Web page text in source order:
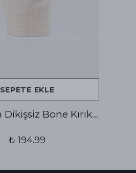
SEPETE EKLE
Premium Dikişsiz Bone Kırık Beyaz
₺ 194.99